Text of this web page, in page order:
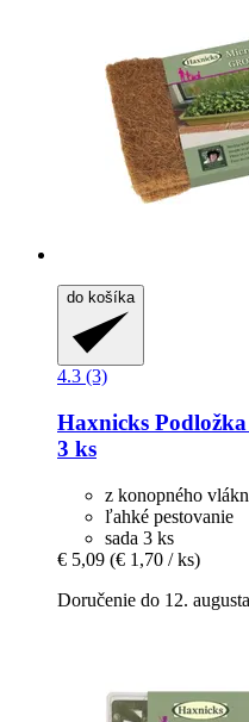
do košíka
4.3 (3)
Haxnicks
3 ks
z konopného
ľahké pestovanie
sada 3 ks
€ 5,09 (€ 1,70 / ks)
Doručenie do 12. augusta